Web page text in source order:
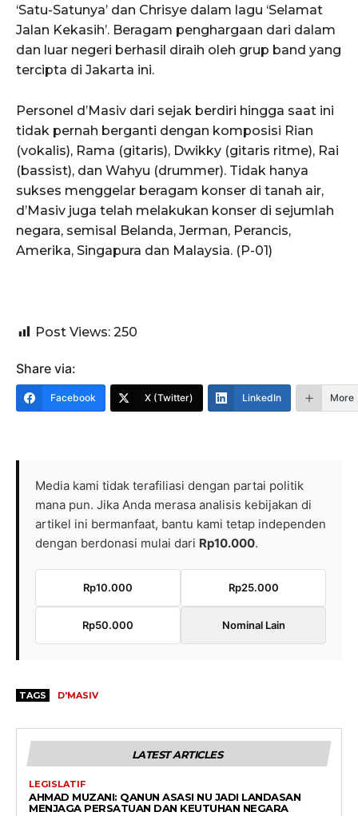
‘Satu-Satunya’ dan Chrisye dalam lagu ‘Selamat
Jalan Kekasih’. Beragam penghargaan dari dalam
dan luar negeri berhasil diraih oleh grup band yang
tercipta di Jakarta ini.
Personel d’Masiv dari sejak berdiri hingga saat ini
tidak pernah berganti dengan komposisi Rian
(vokalis), Rama (gitaris), Dwikky (gitaris ritme), Rai
(bassist), dan Wahyu (drummer). Tidak hanya
sukses menggelar beragam konser di tanah air,
d’Masiv juga telah melakukan konser di sejumlah
negara, semisal Belanda, Jerman, Perancis,
Amerika, Singapura dan Malaysia. (P-01)
Post Views: 250
Share via:
Facebook X (Twitter) LinkedIn More
Media kami tidak terafiliasi dengan partai politik
mana pun. Jika Anda merasa analisis kebijakan di
artikel ini bermanfaat, bantu kami tetap independen
dengan berdonasi mulai dari Rp10.000.
Rp10.000 Rp25.000
Rp50.000 Nominal Lain
TAGS D'MASIV
LATEST ARTICLES
LEGISLATIF
AHMAD MUZANI: QANUN ASASI NU JADI LANDASAN
MENJAGA PERSATUAN DAN KEUTUHAN NEGARA